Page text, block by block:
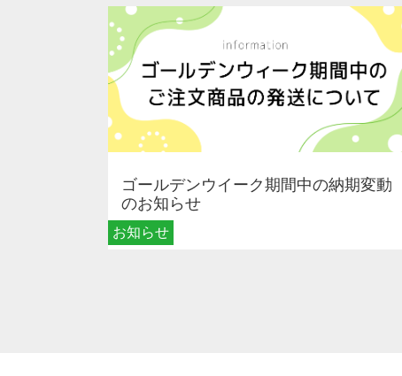
お知らせ
ゴールデンウイーク期間中の納期変動
のお知らせ